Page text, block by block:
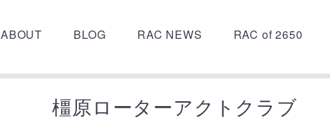
ABOUT BLOG RAC NEWS RAC of 2650
橿原ローターアクトクラブ